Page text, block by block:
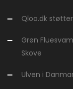
Qloo.dk
Grøn
Skove
Ulven i